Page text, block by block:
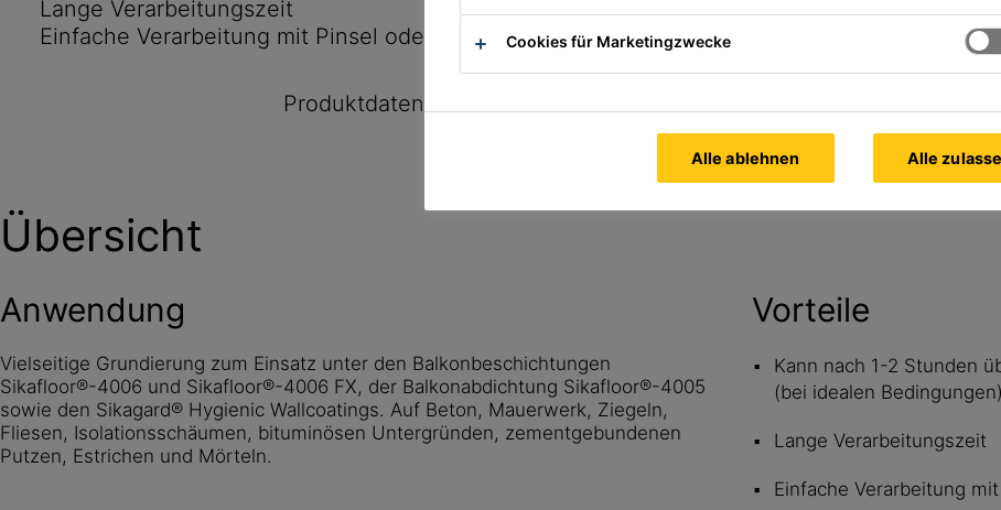
Lange Verarbeitungszeit
Einfache Verarbeitung mit Pinsel oder Rolle
Produktdatenblatt
anzeigen
Übersicht
Anwendung
Vielseitige Grundierung zum Einsatz unter den Balkonbeschichtungen
Sikafloor®-4006 und Sikafloor®-4006 FX, der Balkonabdichtung Sikafloor®-4005
sowie den Sikagard® Hygienic Wallcoatings. Auf Beton, Mauerwerk, Ziegeln,
Fliesen, Isolationsschäumen, bituminösen Untergründen, zementgebundenen
Putzen, Estrichen und Mörteln.
Vorteile
Kann nach 1-2 Stunden
(bei idealen Bedingungen)
Lange Verarbeitungszeit
Einfache Verarbeitung
Cookies für Marketingzwecke
Alle ablehnen Alle